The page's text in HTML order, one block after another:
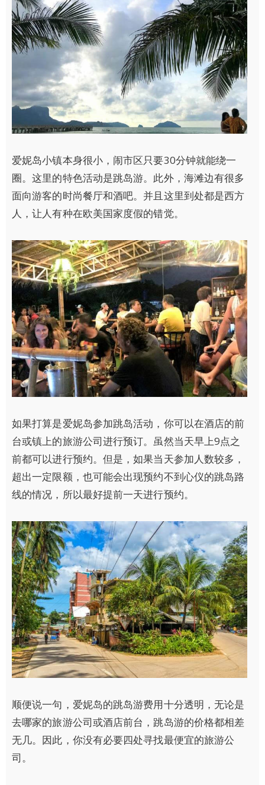
爱妮岛小镇本身很小，闹市区只要30分钟就能绕一
圈。这里的特色活动是跳岛游。此外，海滩边有很多
面向游客的时尚餐厅和酒吧。并且这里到处都是西方
人，让人有种在欧美国家度假的错觉。
如果打算是爱妮岛参加跳岛活动，你可以在酒店的前
台或镇上的旅游公司进行预订。虽然当天早上9点之
前都可以进行预约。但是，如果当天参加人数较多，
超出一定限额，也可能会出现预约不到心仪的跳岛路
线的情况，所以最好提前一天进行预约。
顺便说一句，爱妮岛的跳岛游费用十分透明，无论是
去哪家的旅游公司或酒店前台，跳岛游的价格都相差
无几。因此，你没有必要四处寻找最便宜的旅游公
司。